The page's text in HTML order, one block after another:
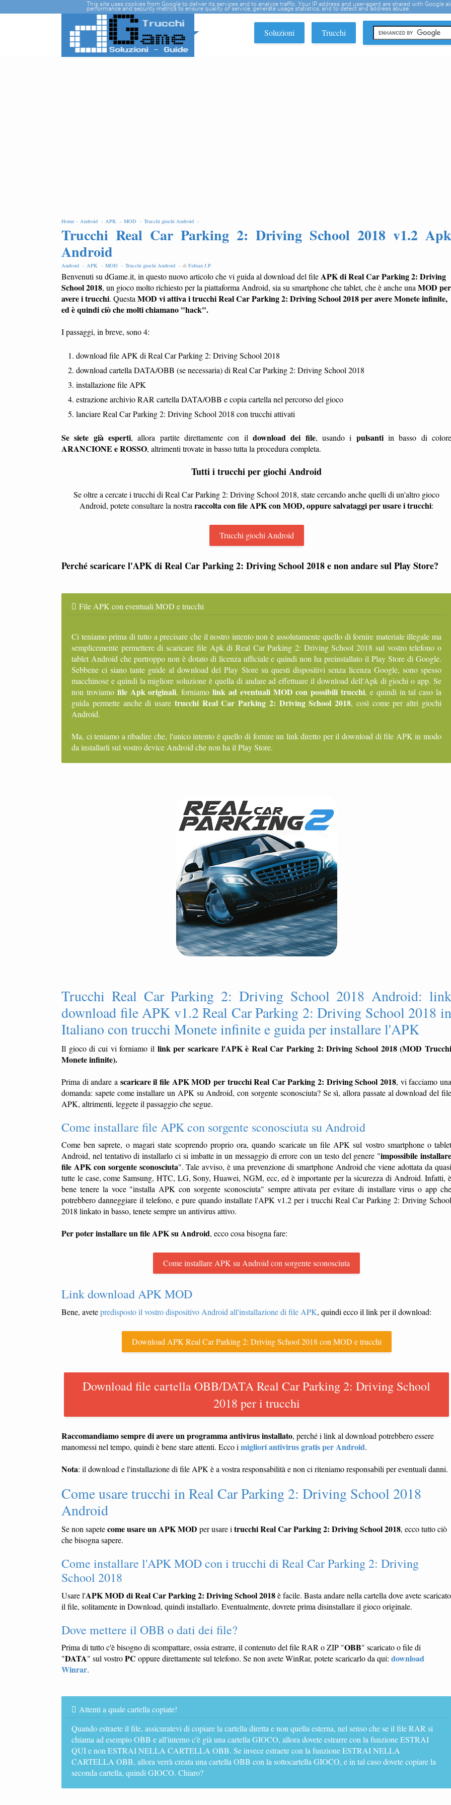
Soluzioni Trucchi
Home - Android - APK - MOD - Trucchi giochi Android -
Trucchi Real Car Parking 2: Driving School 2018 v1.2 Apk
Android
Android - APK - MOD - Trucchi giochi Android - di Fabian J.P.
Benvenuti su dGame.it, in questo nuovo articolo che vi guida al download del fileAPK di Real Car Parking 2: Driving
School 2018, un gioco molto richiesto per la piattaforma Android, sia su smartphone che tablet, che è anche una MOD per
avere i trucchi. Questa MOD vi attiva i trucchi Real Car Parking 2: Driving School 2018 per avere Monete infinite,
ed è quindi ciò che molti chiamano "hack".
I passaggi, in breve, sono 4:
download file APK di Real Car Parking 2: Driving School 2018
download cartella DATA/OBB (se necessaria) di Real Car Parking 2: Driving School 2018
installazione file APK
estrazione archivio RAR cartella DATA/OBB e copia cartella nel percorso del gioco
lanciare Real Car Parking 2: Driving School 2018 con trucchi attivati
Se siete già esperti, allora partite direttamente con il download dei file, usando i pulsantiin basso di colore
ARANCIONE e ROSSO, altrimenti trovate in basso tutta la procedura completa.
Tutti i trucchi per giochi Android
Se oltre a cercate i trucchi di Real Car Parking 2: Driving School 2018, state cercando anche quelli di un'altro gioco
Android, potete consultare la nostra raccolta con file APK con MOD, oppure salvataggi per usare i trucchi:
Trucchi giochi Android
Perché scaricare l'APK di Real Car Parking 2: Driving School 2018 e non andare sul Play Store?
File APK con eventuali MOD e trucchi
Ci teniamo prima di tutto a precisare che il nostro intento non è assolutamente quello di fornire materiale illegale ma
semplicemente permettere di scaricare file Apk di Real Car Parking 2: Driving School 2018 sul vostro telefono o
tablet Android che purtroppo non è dotato di licenza ufficiale e quindi non ha preinstallato il Play Store di Google.
Sebbene ci siano tante guide al download del Play Store su questi dispositivi senza licenza Google, sono spesso
macchinose e quindi la migliore soluzione è quella di andare ad effettuare il download dell'Apk di giochi o app. Se
non troviamo file Apk originali, forniamolink ad eventuali MOD con possibili trucchi, e quindi in tal caso la
guida permette anche di usare trucchi Real Car Parking 2: Driving School 2018, così come per altri giochi
Android.
Ma, ci teniamo a ribadire che, l'unico intento è quello di fornire un link diretto per il download di file APK in modo
da installarli sul vostro device Android che non ha il Play Store.
Trucchi Real Car Parking 2: Driving School 2018 Android: link
download file APK v1.2 Real Car Parking 2: Driving School 2018 in
Italiano con trucchi Monete infinite e guida per installare l'APK
Il gioco di cui vi forniamo il link per scaricare l'APK è Real Car Parking 2: Driving School 2018 (MOD Trucchi
Monete infinite).
Prima di andare a scaricare il file APK MOD per trucchi Real Car Parking 2: Driving School 2018, vi facciamo una
domanda: sapete come installare un APK su Android, con sorgente sconosciuta? Se sì, allora passate al download del file
APK, altrimenti, leggete il passaggio che segue.
Come installare file APK con sorgente sconosciuta su Android
Come ben saprete, o magari state scoprendo proprio ora, quando scaricate un file APK sul vostro smartphone o tablet
Android, nel tentativo di installarlo ci si imbatte in un messaggio di errore con un testo del genere "impossibile installare
file APK con sorgente sconosciuta". Tale avviso, è una prevenzione di smartphone Android che viene adottata da quasi
tutte le case, come Samsung, HTC, LG, Sony, Huawei, NGM, ecc, ed è importante per la sicurezza di Android. Infatti, è
bene tenere la voce "installa APK con sorgente sconosciuta" sempre attivata per evitare di installare virus o app che
potrebbero danneggiare il telefono, e pure quando installate l'APK v1.2 per i trucchi Real Car Parking 2: Driving School
2018 linkato in basso, tenete sempre un antivirus attivo.
Per poter installare un file APK su Android, ecco cosa bisogna fare:
Come installare APK su Android con sorgente sconosciuta
Link download APK MOD
Bene, avetepredisposto il vostro dispositivo Android all'installazione di file APK, quindi ecco il link per il download:
Download APK Real Car Parking 2: Driving School 2018 con MOD e trucchi
Download file cartella OBB/DATA Real Car Parking 2: Driving School
2018 per i trucchi
Raccomandiamo sempre di avere un programma antivirus installato, perché i link al download potrebbero essere
manomessi nel tempo, quindi è bene stare attenti. Ecco i migliori antivirus gratis per Android.
Nota: il download e l'installazione di file APK è a vostra responsabilità e non ci riteniamo responsabili per eventuali danni.
Come usare trucchi in Real Car Parking 2: Driving School 2018
Android
Se non sapetecome usare un APK MOD per usare i trucchi Real Car Parking 2: Driving School 2018, ecco tutto ciò
che bisogna sapere.
Come installare l'APK MOD con i trucchi di Real Car Parking 2: Driving
School 2018
Usare l'APK MOD di Real Car Parking 2: Driving School 2018è facile. Basta andare nella cartella dove avete scaricato
il file, solitamente in Download, quindi installarlo. Eventualmente, dovrete prima disinstallare il gioco originale.
Dove mettere il OBB o dati dei file?
Prima di tutto c'è bisogno di scompattare, ossia estrarre, il contenuto del file RAR o ZIP "OBB" scaricato o file di
"DATA" sul vostroPC oppure direttamente sul telefono. Se non avete WinRar, potete scaricarlo da qui: download
Winrar.
Attenti a quale cartella copiate!
Quando estraete il file, assicuratevi di copiare la cartella diretta e non quella esterna, nel senso che se il file RAR si
chiama ad esempio OBB e all'interno c'è già una cartella GIOCO, allora dovete estrarre con la funzione ESTRAI
QUI e non ESTRAI NELLA CARTELLA OBB. Se invece estraete con la funzione ESTRAI NELLA
CARTELLA OBB, allora verrà creata una cartella OBB con la sottocartella GIOCO, e in tal caso dovete copiare la
seconda cartella, quindi GIOCO. Chiaro?
This site uses cookies from Google to deliver its services and to analyze traffic. Your IP address and user-agent are shared with Google
performance and security metrics to ensure quality of service, generate usage statistics, and to detect and address abuse.